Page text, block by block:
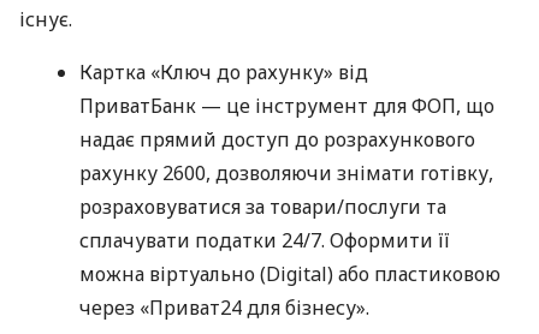
існує.
Картка «Ключ до рахунку» від
ПриватБанк — це інструмент для ФОП, що
надає прямий доступ до розрахункового
рахунку 2600, дозволяючи знімати готівку,
розраховуватися за товари/послуги та
сплачувати податки 24/7. Оформити її
можна віртуально (Digital) або пластиковою
через «Приват24 для бізнесу».